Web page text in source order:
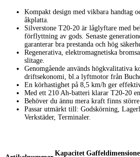
Kompakt design med vikbara handtag
åkplatta.
Silverstone T20-20 är låglyftare med
förflyttning av gods. Senaste
garanterar bra prestanda och hög
Regenerativa, elektromagnetiska
slitage.
Genomgående används högkvalitativa
driftsekonomi, bl.a lyftmotor från
En körhastighet på 8,5 km/h ger
Med ett 210 Ah-batteri klarar T20-20
Behöver du ännu mera kraft finns
Passar utmärkt till: Godskörning,
Verkstäder, Terminaler.
Kapacitet